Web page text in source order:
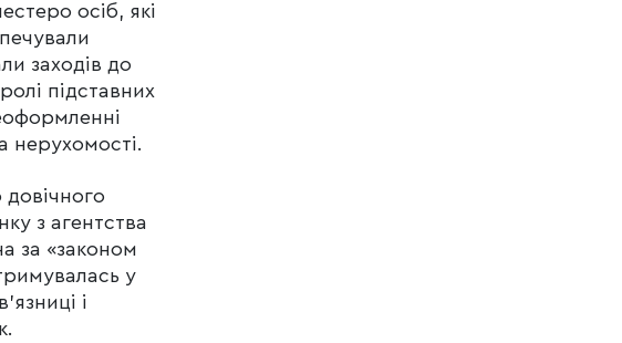
осіб, які
заходів до
підставних
нерухомості.
довічного
з агентства
за «законом
у
і